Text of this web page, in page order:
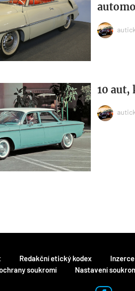
10 aut,
Redakční etický kodex Inzerce
soukromí
Nastavení